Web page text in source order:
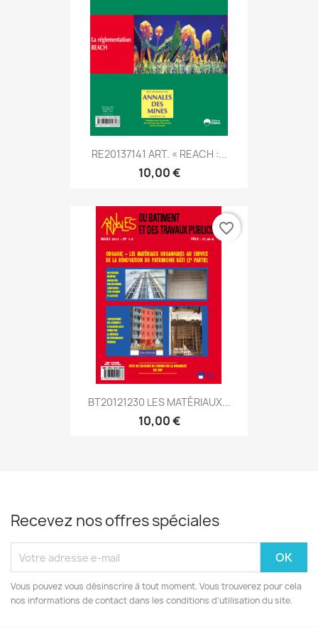
RE20137141 ART. « REACH :...
10,00 €
BT20121230 LES MATÉRIAUX...
10,00 €
favorite_border
Recevez nos offres spéciales
Vous pouvez vous désinscrire à tout moment. Vous trouverez pour cela
nos informations de contact dans les conditions d'utilisation du site.